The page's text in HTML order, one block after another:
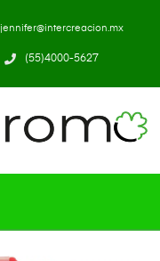
jennifer@intercreacion.mx
(55)4000-5627